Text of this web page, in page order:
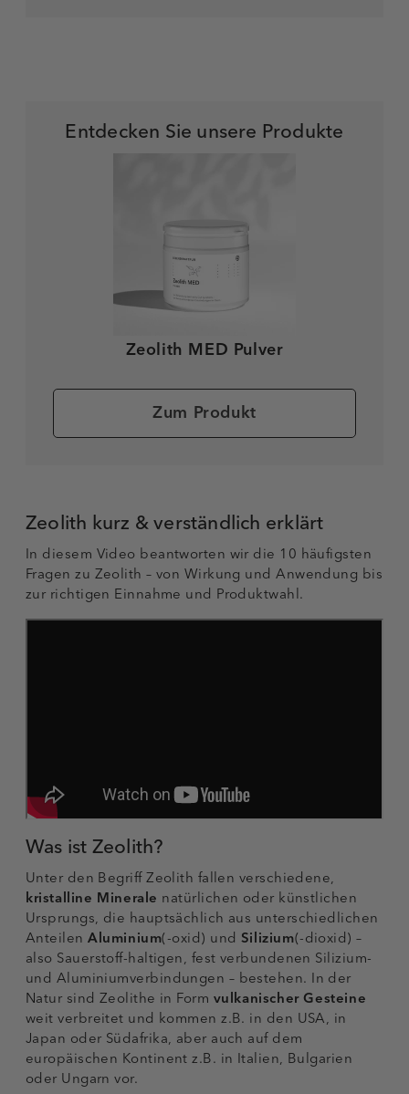
Entdecken Sie unsere Produkte
Zeolith MED Pulver
Zum Produkt
Zeolith kurz & verständlich erklärt
In diesem Video beantworten wir die 10 häufigsten
Fragen zu Zeolith – von Wirkung und Anwendung bis
zur richtigen Einnahme und Produktwahl.
Was ist Zeolith?
Unter den Begriff Zeolith fallen verschiedene,
kristalline Minerale natürlichen oder künstlichen
Ursprungs, die hauptsächlich aus unterschiedlichen
AnteilenAluminium(-oxid) und Silizium(-dioxid) –
also Sauerstoff-haltigen, fest verbundenen Silizium-
und Aluminiumverbindungen – bestehen. In der
Natur sind Zeolithe in Form vulkanischer Gesteine
weit verbreitet und kommen z.B. in den USA, in
Japan oder Südafrika, aber auch auf dem
europäischen Kontinent z.B. in Italien, Bulgarien
oder Ungarn vor.